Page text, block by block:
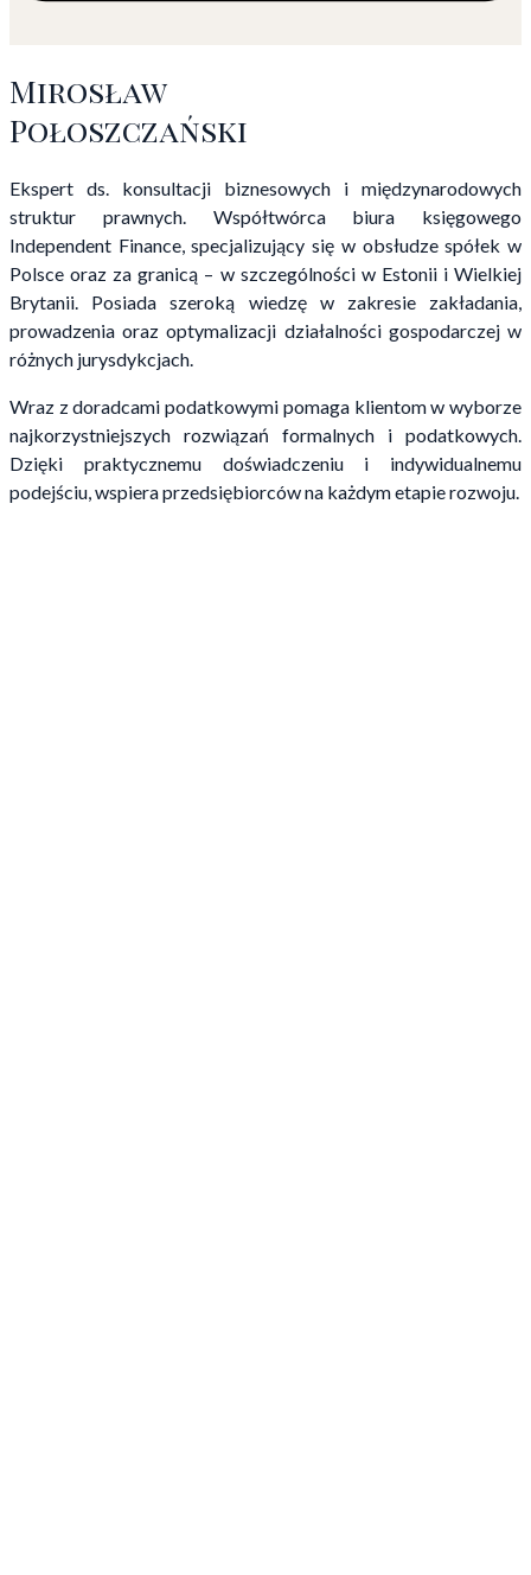
Mirosław
Połoszczański
Ekspert ds. konsultacji biznesowych i międzynarodowych
struktur prawnych. Współtwórca biura księgowego
Independent Finance, specjalizujący się w obsłudze spółek w
Polsce oraz za granicą – w szczególności w Estonii i Wielkiej
Brytanii. Posiada szeroką wiedzę w zakresie zakładania,
prowadzenia oraz optymalizacji działalności gospodarczej w
różnych jurysdykcjach.
Wraz z doradcami podatkowymi pomaga klientom w wyborze
najkorzystniejszych rozwiązań formalnych i podatkowych.
Dzięki praktycznemu doświadczeniu i indywidualnemu
podejściu, wspiera przedsiębiorców na każdym etapie rozwoju.